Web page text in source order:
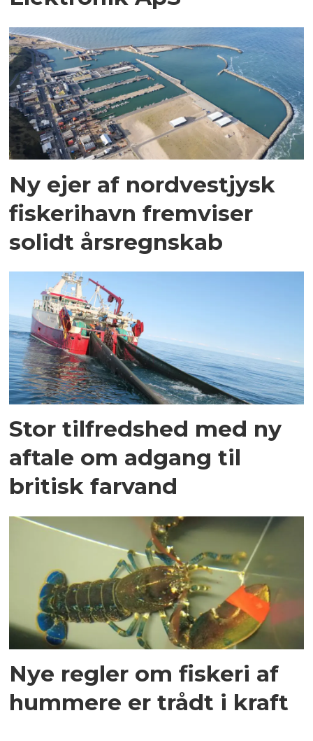
Ny ejer af nordvestjysk
fiskerihavn fremviser
solidt årsregnskab
Stor tilfredshed med ny
aftale om adgang til
britisk farvand
Nye regler om fiskeri af
hummere er trådt i kraft